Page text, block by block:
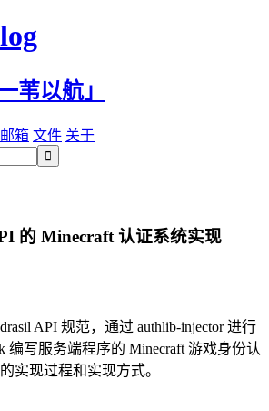
苇以航」
邮箱 文件 关于

的 Minecraft 认证系统实现
API 规范，通过 authlib-injector 进行
编写服务端程序的 Minecraft 游戏身份认
实现过程和实现方式。